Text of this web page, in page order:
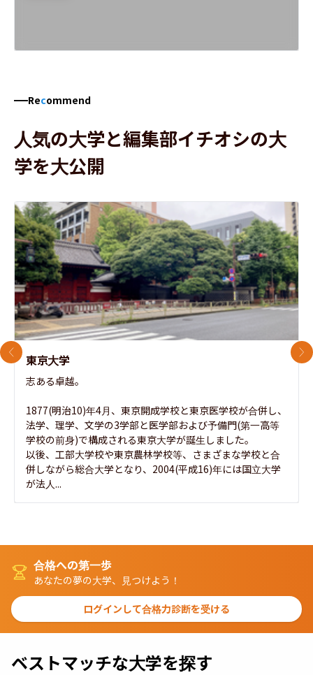
Recommend
人気の大学と編集部イチオシの大
学を大公開
東京大学
志ある卓越。
1877(明治10)年4月、東京開成学校と東京医学校が合併し、
法学、理学、文学の3学部と医学部および予備門(第一高等
学校の前身)で構成される東京大学が誕生しました。
以後、工部大学校や東京農林学校等、さまざまな学校と合
併しながら総合大学となり、2004(平成16)年には国立大学
が法人...
前のスライド 次
合格への第一歩
あなたの夢の大学、見つけよう！
ログインして合格力診断を受ける
ベストマッチな大学を探す